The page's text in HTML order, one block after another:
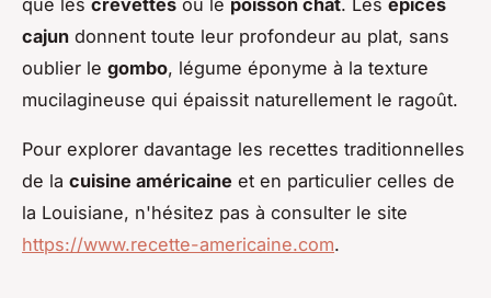
que les crevettes ou le poisson chat. Les épices
cajun donnent toute leur profondeur au plat, sans
oublier le gombo, légume éponyme à la texture
mucilagineuse qui épaissit naturellement le ragoût.
Pour explorer davantage les recettes traditionnelles
de la cuisine américaine et en particulier celles de
la Louisiane, n'hésitez pas à consulter le site
https://www.recette-americaine.com.